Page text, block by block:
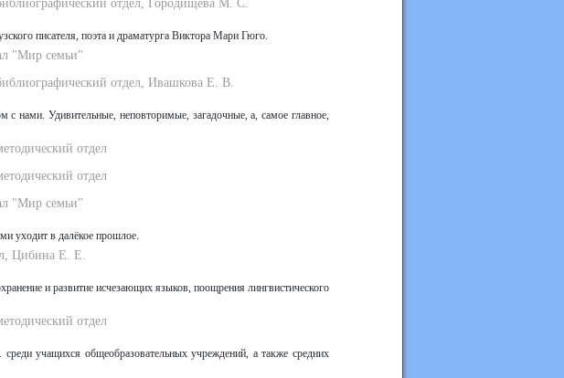
отдел, Городищева М. С.
писателя, поэта и драматурга Виктора Мари Гюго.
"Мир семьи"
отдел, Ивашкова Е. В.
нами. Удивительные, неповторимые, загадочные, а, самое главное,
отдел
отдел
"Мир семьи"
уходит в далёкое прошлое.
Цибина Е. Е.
и развитие исчезающих языков, поощрения лингвистического
отдел
учащихся общеобразовательных учреждений, а также средних